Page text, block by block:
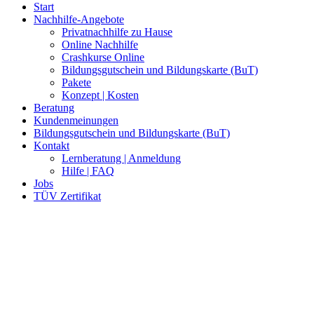
Start
Nachhilfe-Angebote
Privatnachhilfe zu Hause
Online Nachhilfe
Crashkurse Online
Bildungsgutschein und Bildungskarte (BuT)
Pakete
Konzept | Kosten
Beratung
Kundenmeinungen
Bildungsgutschein und Bildungskarte (BuT)
Kontakt
Lernberatung | Anmeldung
Hilfe | FAQ
Jobs
TÜV Zertifikat